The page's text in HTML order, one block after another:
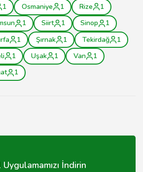
1 Osmaniye 1 Rize
1
1 Siirt 1 Sinop
1
1 Şırnak 1 Tekirdağ
1
1 Uşak 1 Van
1
1
İndirin